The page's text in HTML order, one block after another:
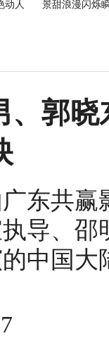
动人 景甜浪漫闪烁
、郭
广东共
导、
中国